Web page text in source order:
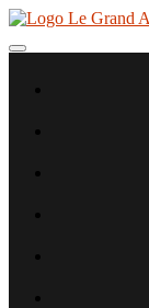
Aller
contenu
Toggle navigation